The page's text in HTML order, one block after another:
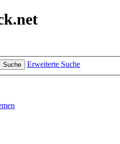
Suche Erweiterte Suche